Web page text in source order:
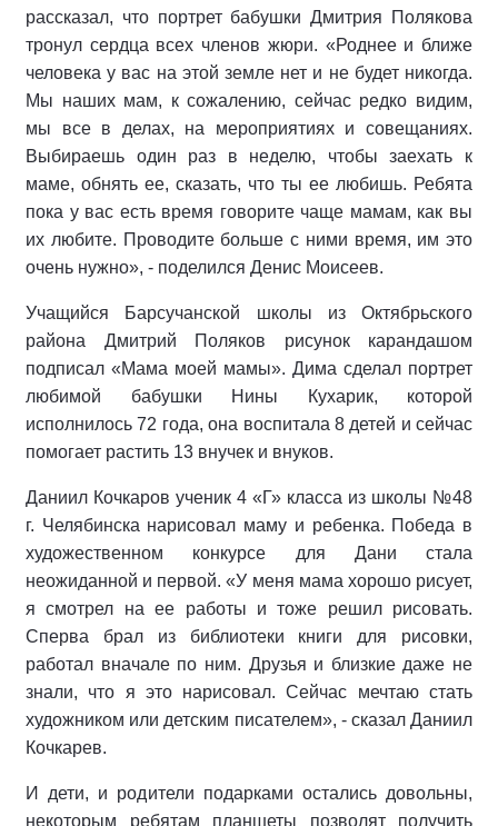
рассказал, что портрет бабушки Дмитрия Полякова
тронул сердца всех членов жюри. «Роднее и ближе
человека у вас на этой земле нет и не будет никогда.
Мы наших мам, к сожалению, сейчас редко видим,
мы все в делах, на мероприятиях и совещаниях.
Выбираешь один раз в неделю, чтобы заехать к
маме, обнять ее, сказать, что ты ее любишь. Ребята
пока у вас есть время говорите чаще мамам, как вы
их любите. Проводите больше с ними время, им это
очень нужно», - поделился Денис Моисеев.
Учащийся Барсучанской школы из Октябрьского
района Дмитрий Поляков рисунок карандашом
подписал «Мама моей мамы». Дима сделал портрет
любимой бабушки Нины Кухарик, которой
исполнилось 72 года, она воспитала 8 детей и сейчас
помогает растить 13 внучек и внуков.
Даниил Кочкаров ученик 4 «Г» класса из школы №48
г. Челябинска нарисовал маму и ребенка. Победа в
художественном конкурсе для Дани стала
неожиданной и первой. «У меня мама хорошо рисует,
я смотрел на ее работы и тоже решил рисовать.
Сперва брал из библиотеки книги для рисовки,
работал вначале по ним. Друзья и близкие даже не
знали, что я это нарисовал. Сейчас мечтаю стать
художником или детским писателем», - сказал Даниил
Кочкарев.
И дети, и родители подарками остались довольны,
некоторым ребятам планшеты позволят получить